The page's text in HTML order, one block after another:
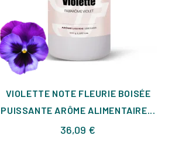
VIOLETTE NOTE FLEURIE BOISÉE
PUISSANTE ARÔME ALIMENTAIRE...
36,09 €